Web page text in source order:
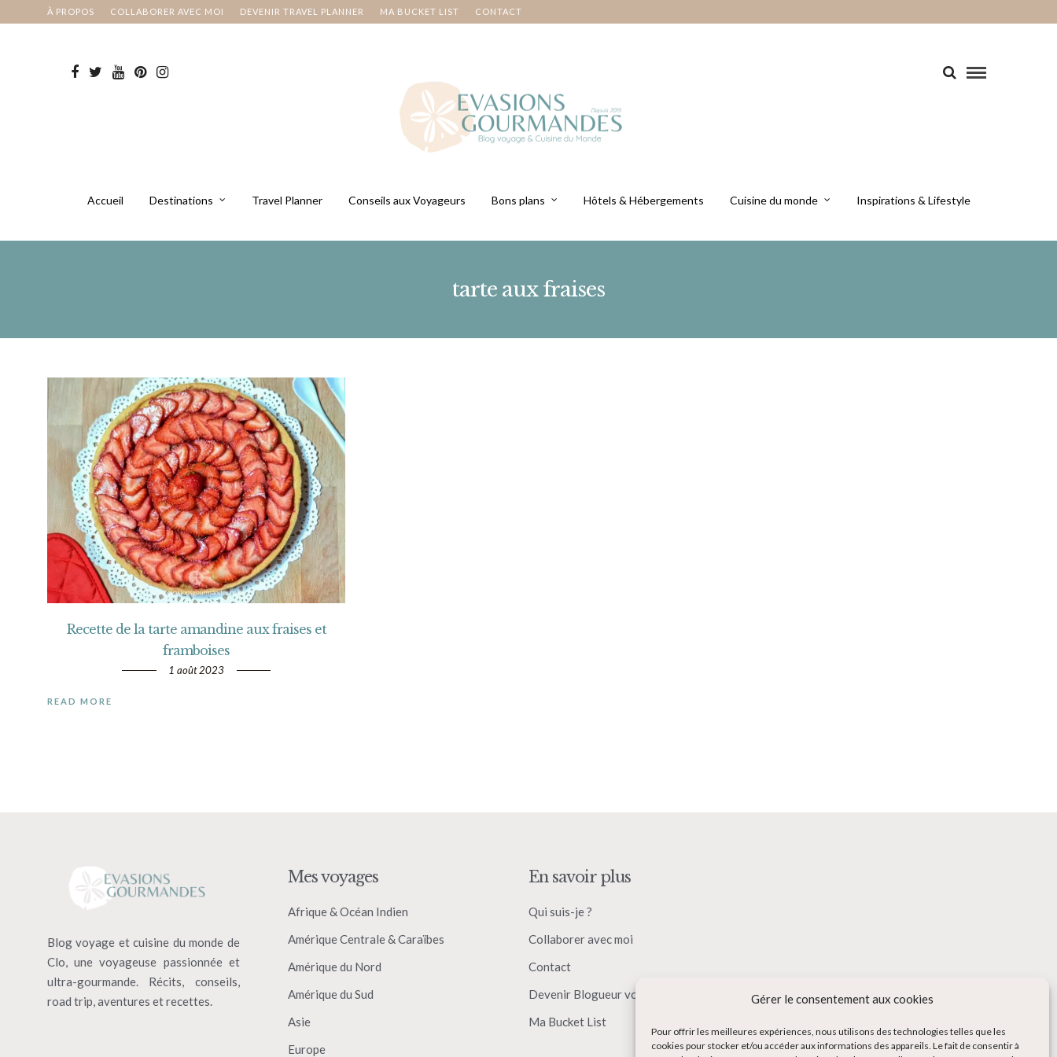
Gérer le consentement aux cookies
Pour offrir les meilleures expériences, nous utilisons des technologies telles que les
cookies pour stocker et/ou accéder aux informations des appareils. Le fait de consentir à
À PROPOS COLLABORER AVEC MOI DEVENIR TRAVEL PLANNER MA BUCKET LIST CONTACT
Accueil Destinations Travel Planner Conseils aux Voyageurs Bons plans Hôtels & Hébergements Cuisine du monde Inspirations & Lifestyle
tarte aux fraises
Recette de la tarte amandine aux fraises et
framboises
1 août 2023
READ MORE
Blog voyage et cuisine du monde de
Clo, une voyageuse passionnée et
ultra-gourmande. Récits, conseils,
road trip, aventures et recettes.
Mes voyages
Afrique & Océan Indien
Amérique Centrale & Caraïbes
Amérique du Nord
Amérique du Sud
Asie
Europe
En savoir plus
Qui suis-je ?
Collaborer avec moi
Contact
Devenir Blogueur voyage
Ma Bucket List